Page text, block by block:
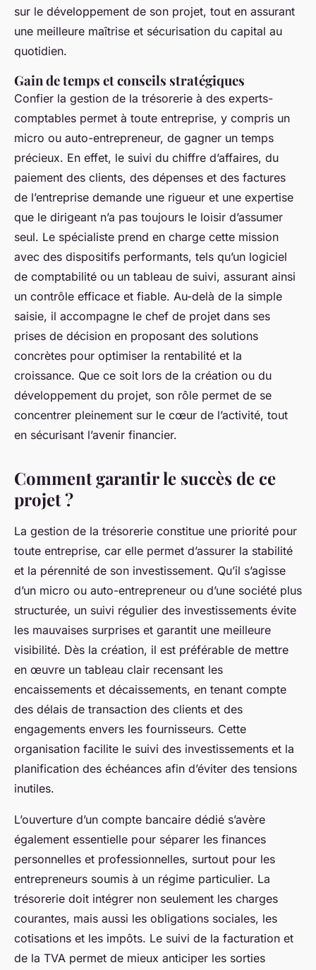
sur le développement de son projet, tout en assurant
une meilleure maîtrise et sécurisation du capital au
quotidien.
Gain de temps et conseils stratégiques
Confier la gestion de la trésorerie à des experts-
comptables permet à toute entreprise, y compris un
micro ou auto-entrepreneur, de gagner un temps
précieux. En effet, le suivi du chiffre d’affaires, du
paiement des clients, des dépenses et des factures
de l’entreprise demande une rigueur et une expertise
que le dirigeant n’a pas toujours le loisir d’assumer
seul. Le spécialiste prend en charge cette mission
avec des dispositifs performants, tels qu’un logiciel
de comptabilité ou un tableau de suivi, assurant ainsi
un contrôle efficace et fiable. Au-delà de la simple
saisie, il accompagne le chef de projet dans ses
prises de décision en proposant des solutions
concrètes pour optimiser la rentabilité et la
croissance. Que ce soit lors de la création ou du
développement du projet, son rôle permet de se
concentrer pleinement sur le cœur de l’activité, tout
en sécurisant l’avenir financier.
Comment garantir le succès de ce
projet ?
La gestion de la trésorerie constitue une priorité pour
toute entreprise, car elle permet d’assurer la stabilité
et la pérennité de son investissement. Qu’il s’agisse
d’un micro ou auto-entrepreneur ou d’une société plus
structurée, un suivi régulier des investissements évite
les mauvaises surprises et garantit une meilleure
visibilité. Dès la création, il est préférable de mettre
en œuvre un tableau clair recensant les
encaissements et décaissements, en tenant compte
des délais de transaction des clients et des
engagements envers les fournisseurs. Cette
organisation facilite le suivi des investissements et la
planification des échéances afin d’éviter des tensions
inutiles.
L’ouverture d’un compte bancaire dédié s’avère
également essentielle pour séparer les finances
personnelles et professionnelles, surtout pour les
entrepreneurs soumis à un régime particulier. La
trésorerie doit intégrer non seulement les charges
courantes, mais aussi les obligations sociales, les
cotisations et les impôts. Le suivi de la facturation et
de la TVA permet de mieux anticiper les sorties